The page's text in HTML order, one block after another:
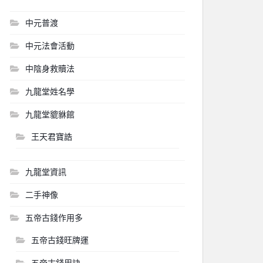
中元普渡
中元法會活動
中陰身救贖法
九龍堂姓名學
九龍堂貔貅館
王天君寶誥
九龍堂資訊
二手神像
五帝古錢作用多
五帝古錢旺牌運